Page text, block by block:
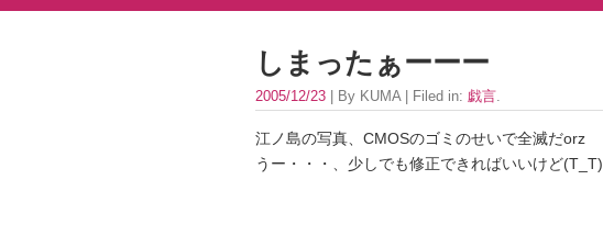
しまったぁーーー
2005/12/23 | By KUMA | Filed in: 戯言.
江ノ島の写真、CMOSのゴミのせいで全滅だorz
うー・・・、少しでも修正できればいいけど(T_T)